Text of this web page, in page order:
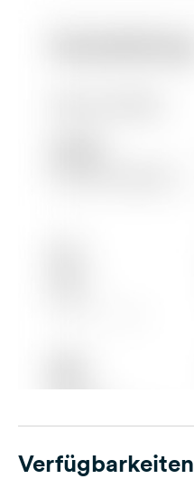
Verfügbarkeiten